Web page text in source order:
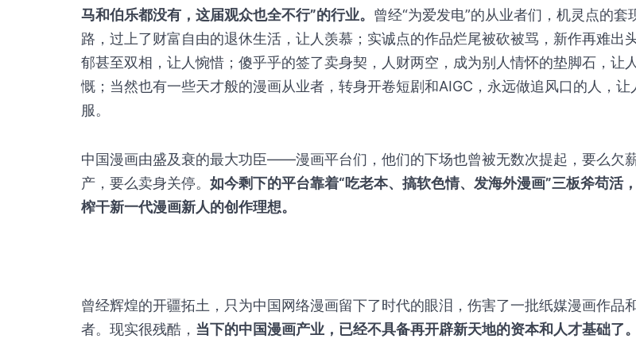
马和伯乐都没有，这届观众也全不行”的行业。 曾经“为爱发电”的从业者们，机灵点的套
路，过上了财富自由的退休生活，让人羡慕；实诚点的作品烂尾被砍被骂，新作再难出
郁甚至双相，让人惋惜；傻乎乎的签了卖身契，人财两空，成为别人情怀的垫脚石，让
慨；当然也有一些天才般的漫画从业者，转身开卷短剧和AIGC，永远做追风口的人，让
服。
中国漫画由盛及衰的最大功臣——漫画平台们，他们的下场也曾被无数次提起，要么欠
产，要么卖身关停。 如今剩下的平台靠着“吃老本、搞软色情、发海外漫画”三板斧苟活
榨干新一代漫画新人的创作理想。
曾经辉煌的开疆拓土，只为中国网络漫画留下了时代的眼泪，伤害了一批纸媒漫画作品
者。现实很残酷， 当下的中国漫画产业，已经不具备再开辟新天地的资本和人才基础了。